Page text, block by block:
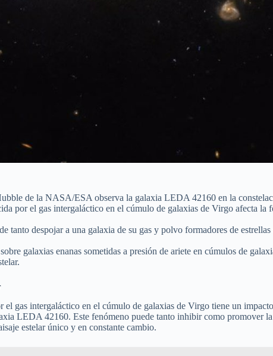
de la NASA/ESA observa la galaxia LEDA 42160 en la
por el gas intergaláctico en el cúmulo de galaxias de Virgo afecta la
tanto despojar a una galaxia de su gas y polvo formadores de
galaxias enanas sometidas a presión de ariete en cúmulos de
el gas intergaláctico en el cúmulo de galaxias de Virgo tiene un
LEDA 42160. Este fenómeno puede tanto inhibir como promover
estelar único y en constante cambio.